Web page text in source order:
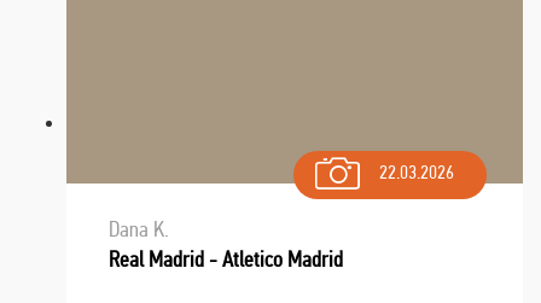
22.03.2026
Dana K.
Real Madrid - Atletico Madrid